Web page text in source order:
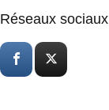
Réseaux sociaux